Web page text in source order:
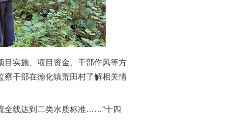
实施、项目资金、干部作风等方
察干部在德化镇荒田村了解相关情
全线达到二类水质标准……“十四